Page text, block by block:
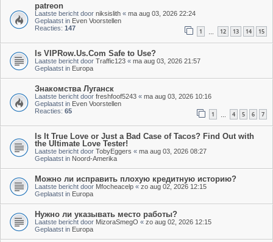
patreon
Laatste bericht door niksislith « ma aug 03, 2026 22:24
Geplaatst in Even Voorstellen
Reacties: 147 1 12 13 14 15
Is VIPRow.Us.Com Safe to Use?
Laatste bericht door Traffic123 « ma aug 03, 2026 21:57
Geplaatst in Europa
Знакомства Луганск
Laatste bericht door freshfoof5243 « ma aug 03, 2026 10:16
Geplaatst in Even Voorstellen
Reacties: 65 1 4 5 6 7
Is It True Love or Just a Bad Case of Tacos? Find Out with
the Ultimate Love Tester!
Laatste bericht door TobyEggers « ma aug 03, 2026 08:27
Geplaatst in Noord-Amerika
Можно ли исправить плохую кредитную историю?
Laatste bericht door Mfocheacelp « zo aug 02, 2026 12:15
Geplaatst in Europa
Нужно ли указывать место работы?
Laatste bericht door MizoraSmegO « zo aug 02, 2026 12:15
Geplaatst in Europa